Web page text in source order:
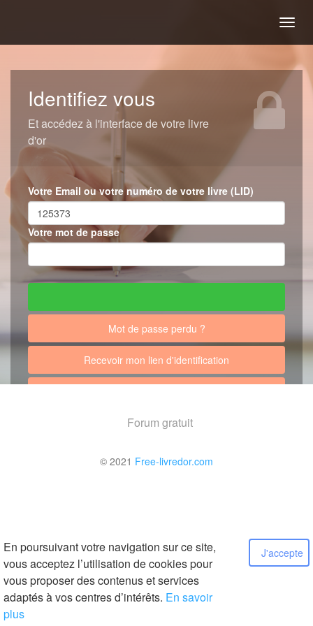
En poursuivant votre navigation sur ce site,
vous acceptez l’utilisation de cookies pour
vous proposer des contenus et services
adaptés à vos centres d’intérêts. En savoir
plus
J'accepte
Identifiez vous
Et accédez à l'interface de votre livre
d'or
Votre Email ou votre numéro de votre livre (LID)
Votre mot de passe
Mot de passe perdu ?
Recevoir mon lien d'identification
Forum gratuit
© 2021 Free-livredor.com